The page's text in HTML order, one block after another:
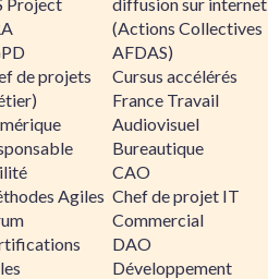
de projets
Agiles
(Actions Collectives
AFDAS)
Cursus accélérés
France Travail
Audiovisuel
Bureautique
CAO
Chef de projet IT
Commercial
DAO
Développement